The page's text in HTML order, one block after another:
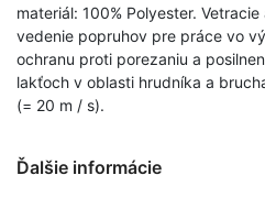
materiál: 100% Polyester.
vedenie popruhov pre práce vo
ochranu proti porezaniu a
lakťoch v oblasti hrudníka a
(= 20 m / s).
Ďalšie informácie